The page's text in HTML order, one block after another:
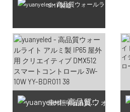
SMT製造
屋外照明器具製造工房